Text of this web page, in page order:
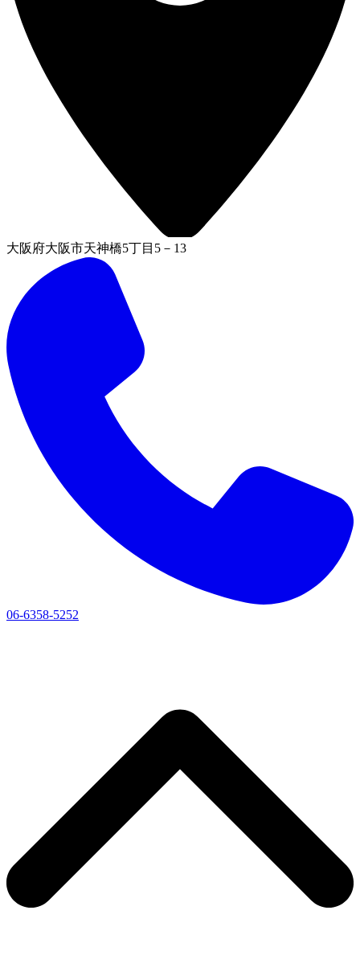
大阪府大阪市天神橋5丁目5－13
06-6358-5252